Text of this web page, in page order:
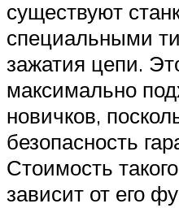
существуют
специальными
зажатия цепи.
максимально
новичков,
безопасность
Стоимость
зависит от его